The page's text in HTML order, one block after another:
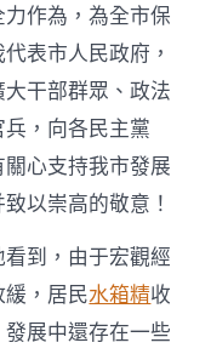
作為，為全市保
表市人民政府，
干部群眾、政法
，向各民主黨
心支持我市發展
以崇高的敬意！
到，由于宏觀經
緩，居民水箱精收
展中還存在一些